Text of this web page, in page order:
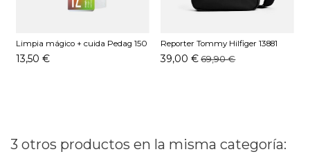
Limpia mágico + cuida Pedag 150
ML
13,50 €
Reporter Tommy Hilfiger 13881
BDS Negro
39,00 € 69,90 €
3 otros productos en la misma categoría: